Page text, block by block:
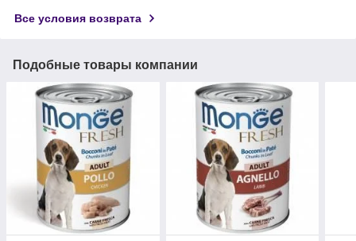
Все условия возврата
Подобные товары компании